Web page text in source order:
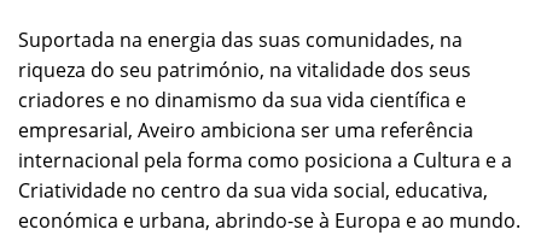
Suportada na energia das suas comunidades, na
riqueza do seu património, na vitalidade dos seus
criadores e no dinamismo da sua vida científica e
empresarial, Aveiro ambiciona ser uma referência
internacional pela forma como posiciona a Cultura e a
Criatividade no centro da sua vida social, educativa,
económica e urbana, abrindo-se à Europa e ao mundo.